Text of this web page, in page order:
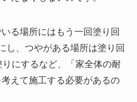
る場所にはもう一回塗り回
し、つやがある場所は塗り回
にするなど、「家全体の耐
えて施工する必要があるの